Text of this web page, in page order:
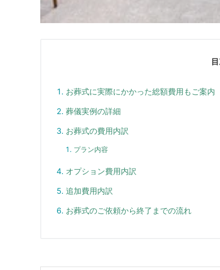
お葬式に実際にかかった総額費用もご案内
葬儀実例の詳細
お葬式の費用内訳
プラン内容
オプション費用内訳
追加費用内訳
お葬式のご依頼から終了までの流れ